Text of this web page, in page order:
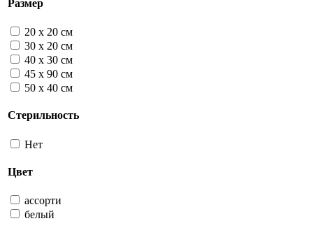
Размер
20 х 20 см
30 х 20 см
40 х 30 см
45 х 90 см
50 х 40 см
Стерильность
Нет
Цвет
ассорти
белый